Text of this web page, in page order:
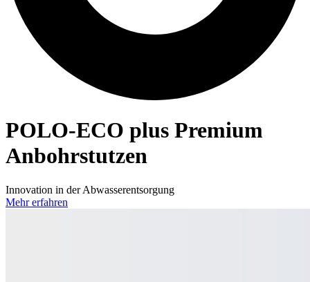
POLO-ECO plus Premium
Anbohrstutzen
Innovation in der Abwasserentsorgung
Mehr erfahren